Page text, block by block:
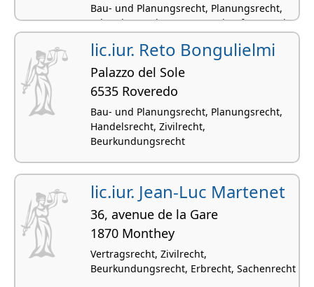
Bau- und Planungsrecht, Planungsrecht,
Erbrecht, Werkvertrags- und Auftragsrecht,
Strassenverkehrsrecht
lic.iur. Reto Bongulielmi
Palazzo del Sole
6535 Roveredo
Bau- und Planungsrecht, Planungsrecht,
Handelsrecht, Zivilrecht,
Beurkundungsrecht
lic.iur. Jean-Luc Martenet
36, avenue de la Gare
1870 Monthey
Vertragsrecht, Zivilrecht,
Beurkundungsrecht, Erbrecht, Sachenrecht